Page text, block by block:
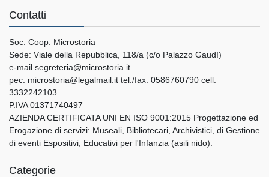
Contatti
Soc. Coop. Microstoria
Sede: Viale della Repubblica, 118/a (c/o Palazzo Gaudì)
e-mail segreteria@microstoria.it
pec: microstoria@legalmail.it tel./fax: 0586760790 cell.
3332242103
P.IVA 01371740497
AZIENDA CERTIFICATA UNI EN ISO 9001:2015 Progettazione ed
Erogazione di servizi: Museali, Bibliotecari, Archivistici, di Gestione
di eventi Espositivi, Educativi per l'Infanzia (asili nido).
Categorie